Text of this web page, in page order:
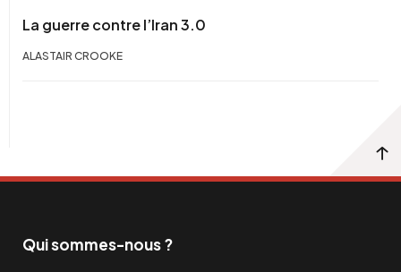
La guerre contre l’Iran 3.0
ALASTAIR CROOKE
Qui sommes-nous ?